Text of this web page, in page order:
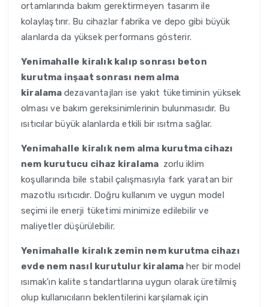
ortamlarında bakım gerektirmeyen tasarım ile
kolaylaştırır. Bu cihazlar fabrika ve depo gibi büyük
alanlarda da yüksek performans gösterir.
Yenimahalle kiralık kalıp sonrası beton
kurutma inşaat sonrası nem alma
kiralama dezavantajları ise yakıt tüketiminin yüksek
olması ve bakım gereksinimlerinin bulunmasıdır. Bu
ısıtıcılar büyük alanlarda etkili bir ısıtma sağlar.
Yenimahalle kiralık nem alma kurutma cihazı
nem kurutucu cihaz kiralama zorlu iklim
koşullarında bile stabil çalışmasıyla fark yaratan bir
mazotlu ısıtıcıdır. Doğru kullanım ve uygun model
seçimi ile enerji tüketimi minimize edilebilir ve
maliyetler düşürülebilir.
Yenimahalle kiralık zemin nem kurutma cihazı
evde nem nasıl kurutulur kiralama her bir model
ısımak’ın kalite standartlarına uygun olarak üretilmiş
olup kullanıcıların beklentilerini karşılamak için